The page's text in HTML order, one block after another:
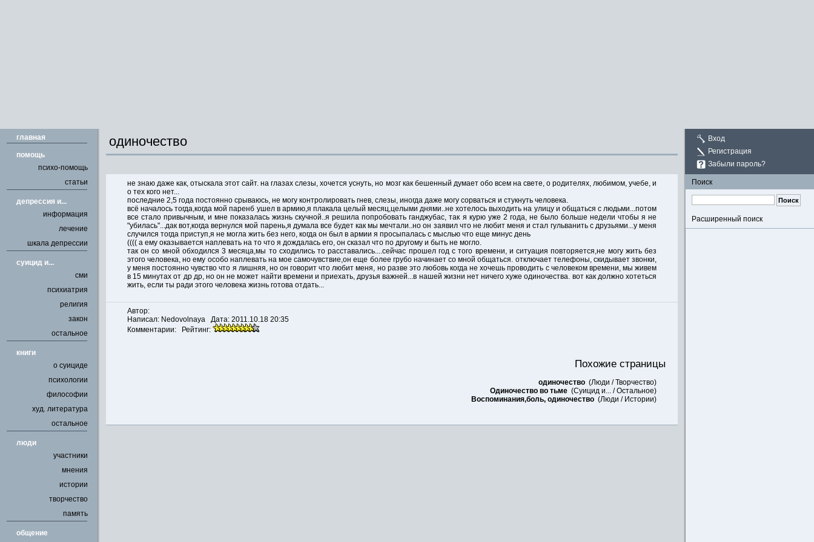
главная
помощь
психо-помощь
статьи
депрессия и...
информация
лечение
шкала депрессии
cуицид и...
сми
психиатрия
религия
закон
остальное
книги
о суициде
психологии
философии
худ. литература
остальное
люди
участники
мнения
истории
творчество
память
общение
Вход
Регистрация
Забыли пароль?
Поиск
Расширенный поиск
одиночество
не знаю даже как, отыскала этот сайт. на глазах слезы, хочется уснуть, но мозг как бешенный думает обо всем на свете, о родителях, любимом, учебе, и
о тех кого нет...
последние 2,5 года постоянно срываюсь, не могу контролировать гнев, слезы, иногда даже могу сорваться и стукнуть человека.
всё началось тогда,когда мой паренб ушел в армию,я плакала целый месяц,целыми днями..не хотелось выходить на улицу и общаться с людьми...потом
все стало привычным, и мне показалась жизнь скучной..я решила попробовать ганджубас, так я курю уже 2 года, не было больше недели чтобы я не
"убилась"...дак вот,когда вернулся мой парень,я думала все будет как мы мечтали..но он заявил что не любит меня и стал гульванить с друзьями...у меня
случился тогда приступ,я не могла жить без него, когда он был в армии я просыпалась с мыслью что еще минус день
(((( а ему оказывается наплевать на то что я дождалась его, он сказал что по другому и быть не могло.
так он со мной обходился 3 месяца,мы то сходились то расставались....сейчас прошел год с того времени, и ситуация повторяется,не могу жить без
этого человека, но ему особо наплевать на мое самочувствие,он еще более грубо начинает со мной общаться. отключает телефоны, скидывает звонки,
у меня постоянно чувство что я лишняя, но он говорит что любит меня, но разве это любовь когда не хочешь проводить с человеком времени, мы живем
в 15 минутах от др др, но он не может найти времени и приехать, друзья важней...в нашей жизни нет ничего хуже одиночества. вот как должно хотеться
жить, если ты ради этого человека жизнь готова отдать...
Автор:
Написал: Nedovolnaya Дата: 2011.10.18 20:35
Комментарии: Рейтинг:
Похожие страницы
одиночество (Люди /Творчество)
Одиночество во тьме (Суицид и... /Остальное)
Воспоминания,боль, одиночество (Люди / Истории)